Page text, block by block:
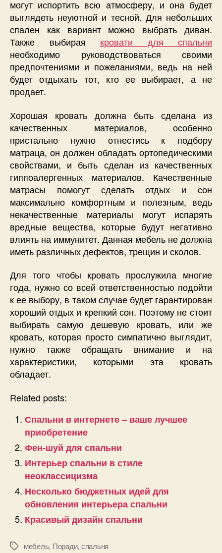
могут испортить всю атмосферу, и она будет
выглядеть неуютной и тесной. Для небольших
спален как вариант можно выбрать диван.
Также выбирая кровати для спальни
необходимо руководствоваться своими
предпочтениями и пожеланиями, ведь на ней
будет отдыхать тот, кто ее выбирает, а не
продает.
Хорошая кровать должна быть сделана из
качественных материалов, особенно
пристально нужно отнестись к подбору
матраца, он должен обладать ортопедическими
свойствами, и быть сделан из качественных
гиппоалергенных материалов. Качественные
матрасы помогут сделать отдых и сон
максимально комфортным и полезным, ведь
некачественные материалы могут испарять
вредные вещества, которые будут негативно
влиять на иммунитет. Данная мебель не должна
иметь различных дефектов, трещин и сколов.
Для того чтобы кровать прослужила многие
года, нужно со всей ответственностью подойти
к ее выбору, в таком случае будет гарантирован
хороший отдых и крепкий сон. Поэтому не стоит
выбирать самую дешевую кровать, или же
кровать, которая просто симпатично выглядит,
нужно также обращать внимание и на
характеристики, которыми эта кровать
обладает.
Related posts:
Спальни в интернете – ваше лучшее
приобретение
Фен-шуй для спальни
Интерьер спальни в стиле
неоклассицизма
Несколько бюджетных идей для
обновления интерьера спальни
Красивый дизайн спальни
Позначки
мебель, Поради, спальня